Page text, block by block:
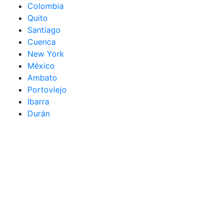
Colombia
Quito
Santiago
Cuenca
New York
México
Ambato
Portoviejo
Ibarra
Durán